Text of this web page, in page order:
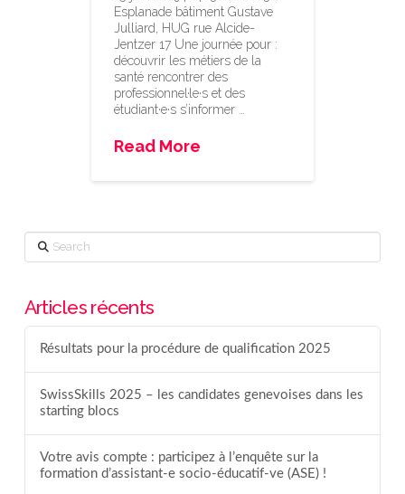
Esplanade bâtiment Gustave
Julliard, HUG rue Alcide-
Jentzer 17 Une journée pour :
découvrir les métiers de la
santé rencontrer des
professionnel·le·s et des
étudiant·e·s s’informer …
Read More
Search
Articles récents
Résultats pour la procédure de qualification 2025
SwissSkills 2025 – les candidates genevoises dans les
starting blocs
Votre avis compte : participez à l’enquête sur la
formation d’assistant-e socio-éducatif-ve (ASE) !